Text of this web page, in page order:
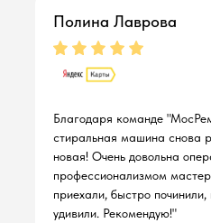
Полина Лаврова
Благодаря команде
стиральная машина снова
новая! Очень довольна
профессионализмом
приехали, быстро
удивили. Рекомендую!"